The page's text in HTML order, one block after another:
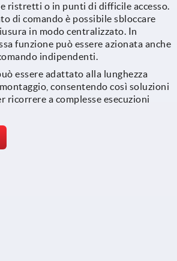
ristretti o in punti di difficile accesso.
di comando è possibile sbloccare
in modo centralizzato. In
funzione può essere azionata anche
indipendenti.
essere adattato alla lunghezza
consentendo così soluzioni
ricorrere a complesse esecuzioni